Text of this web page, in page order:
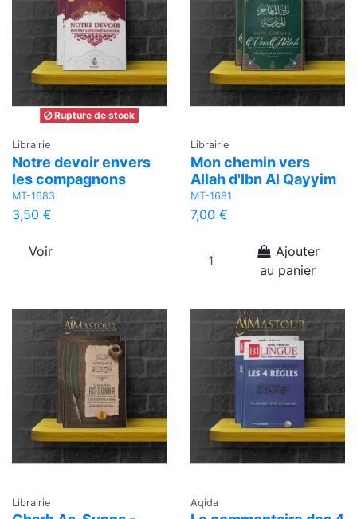
Rupture de stock
Librairie
Notre devoir envers
les compagnons
MT-1683
3,50 €
Voir
Librairie
Mon chemin vers
Allah d'Ibn Al Qayyim
MT-1681
7,00 €
Ajouter
au panier
Librairie Aqida